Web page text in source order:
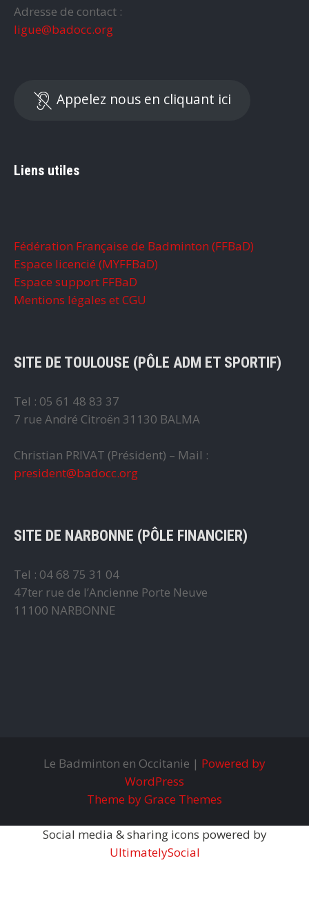
Adresse de contact :
ligue@badocc.org
Appelez nous en cliquant ici
Liens utiles
Fédération Française de Badminton (FFBaD)
Espace licencié (MYFFBaD)
Espace support FFBaD
Mentions légales et CGU
SITE DE TOULOUSE (PÔLE ADM ET SPORTIF)
Tel : 05 61 48 83 37
7 rue André Citroën 31130 BALMA
Christian PRIVAT (Président) – Mail :
president@badocc.org
SITE DE NARBONNE (PÔLE FINANCIER)
Tel : 04 68 75 31 04
47ter rue de l’Ancienne Porte Neuve
11100 NARBONNE
Le Badminton en Occitanie | Powered by
WordPress
Theme by Grace Themes
Social media & sharing icons powered by
UltimatelySocial